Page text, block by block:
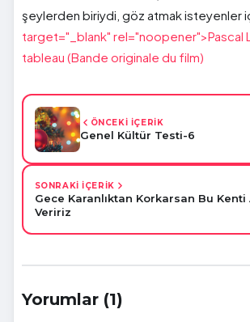
şeylerden biriydi, göz atmak isteyenler
target="_blank" rel="noopener">Pascal
tableau (Bande originale du film)
ÖNCEKİ İÇERİK
Genel Kültür Testi-6
SONRAKİ İÇERİK
Gece Karanlıktan Korkarsan Bu Kenti
Veririz
Yorumlar (1)